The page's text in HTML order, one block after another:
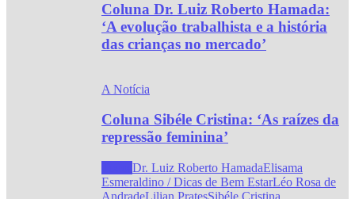
Coluna Dr. Luiz Roberto Hamada:
‘A evolução trabalhista e a história
das crianças no mercado’
A Notícia
Coluna Sibéle Cristina: ‘As raízes da
repressão feminina’
Dr. Luiz Roberto HamadaElisama
Esmeraldino / Dicas de Bem EstarLéo Rosa de